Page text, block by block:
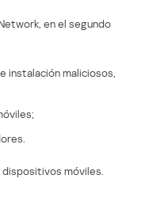
en el segundo
instalación maliciosos,
móviles.